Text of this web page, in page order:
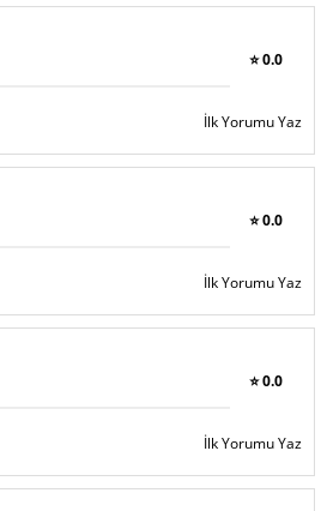
⭐ 0.0
İlk Yorumu Yaz
⭐ 0.0
İlk Yorumu Yaz
⭐ 0.0
İlk Yorumu Yaz